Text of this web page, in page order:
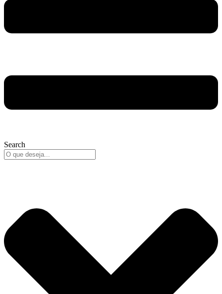
Search